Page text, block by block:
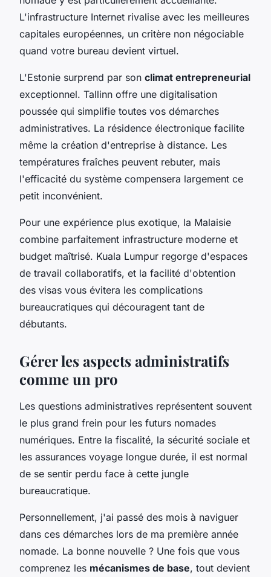
L'infrastructure Internet rivalise avec les meilleures
capitales européennes, un critère non négociable
quand votre bureau devient virtuel.
L'Estonie surprend par son climat entrepreneurial
exceptionnel. Tallinn offre une digitalisation
poussée qui simplifie toutes vos démarches
administratives. La résidence électronique facilite
même la création d'entreprise à distance. Les
températures fraîches peuvent rebuter, mais
l'efficacité du système compensera largement ce
petit inconvénient.
Pour une expérience plus exotique, la Malaisie
combine parfaitement infrastructure moderne et
budget maîtrisé. Kuala Lumpur regorge d'espaces
de travail collaboratifs, et la facilité d'obtention
des visas vous évitera les complications
bureaucratiques qui découragent tant de
débutants.
Gérer les aspects administratifs
comme un pro
Les questions administratives représentent souvent
le plus grand frein pour les futurs nomades
numériques. Entre la fiscalité, la sécurité sociale et
les assurances voyage longue durée, il est normal
de se sentir perdu face à cette jungle
bureaucratique.
Personnellement, j'ai passé des mois à naviguer
dans ces démarches lors de ma première année
nomade. La bonne nouvelle ? Une fois que vous
comprenez les mécanismes de base, tout devient